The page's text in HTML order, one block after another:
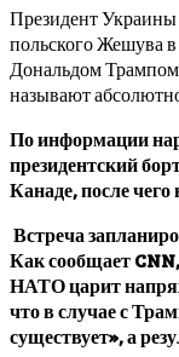
Президент
польского Жешува
Дональдом
называют
По информации
президентский
Канаде, после
Встреча
Как сообщает
НАТО царит
что в случае с
существует», а